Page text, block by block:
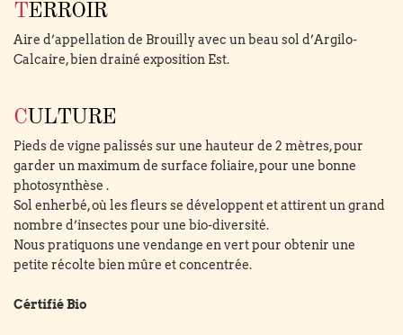
TERROIR
Aire d’appellation de Brouilly avec un beau sol d’Argilo-
Calcaire, bien drainé exposition Est.
CULTURE
Pieds de vigne palissés sur une hauteur de 2 mètres, pour
garder un maximum de surface foliaire, pour une bonne
photosynthèse .
Sol enherbé, où les fleurs se développent et attirent un grand
nombre d’insectes pour une bio-diversité.
Nous pratiquons une vendange en vert pour obtenir une
petite récolte bien mûre et concentrée.
Cértifié Bio